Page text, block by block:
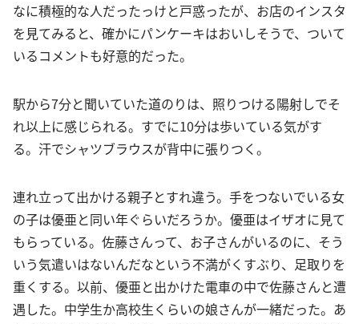
なに積極的な人だったっけと戸惑ったが、お店のインスタ
を見てみると、確かにパンケーキはおいしそうで、ついて
いるコメントも好意的だった。
駅から7分と聞いていた道のりは、照りつける陽射しでそ
れ以上に感じられる。すでに10分は歩いている気がす
る。汗でシャツブラウスが背中に張りつく。
連れ立って出かける親子とすれ違う。手をつないでいる女
の子は優亜と同い年ぐらいだろうか。優亜はイザオに見て
もらっている。佐藤さんって、お子さんがいるのに、そう
いう気遣いはないんだなという不満がくすぶり、足取りを
重くする。以前、優亜と出かけた電車の中で佐藤さんと遭
遇した。中学生か高校生くらいの娘さんが一緒だった。あ